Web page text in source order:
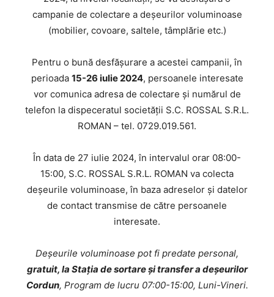
campanie de colectare a deșeurilor voluminoase
(mobilier, covoare, saltele, tâmplărie etc.)
Pentru o bună desfășurare a acestei campanii, în
perioada 15-26 iulie 2024, persoanele interesate
vor comunica adresa de colectare și numărul de
telefon la dispeceratul societății S.C. ROSSAL S.R.L.
ROMAN – tel. 0729.019.561.
În data de 27 iulie 2024, în intervalul orar 08:00-
15:00, S.C. ROSSAL S.R.L. ROMAN va colecta
deșeurile voluminoase, în baza adreselor și datelor
de contact transmise de către persoanele
interesate.
Deșeurile voluminoase pot fi predate personal,
gratuit, la Staţia de sortare şi transfer a deşeurilor
Cordun, Program de lucru 07:00-15:00, Luni-Vineri.